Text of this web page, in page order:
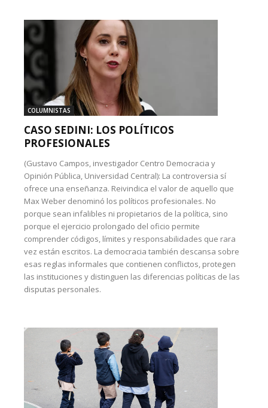
COLUMNISTAS
CASO SEDINI: LOS POLÍTICOS
PROFESIONALES
(Gustavo Campos, investigador Centro Democracia y
Opinión Pública, Universidad Central): La controversia sí
ofrece una enseñanza. Reivindica el valor de aquello que
Max Weber denominó los políticos profesionales. No
porque sean infalibles ni propietarios de la política, sino
porque el ejercicio prolongado del oficio permite
comprender códigos, límites y responsabilidades que rara
vez están escritos. La democracia también descansa sobre
esas reglas informales que contienen conflictos, protegen
las instituciones y distinguen las diferencias políticas de las
disputas personales.